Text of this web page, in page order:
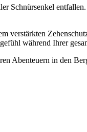
Schnürsenkel
verstärkten
während Ihrer
Abenteuern in den